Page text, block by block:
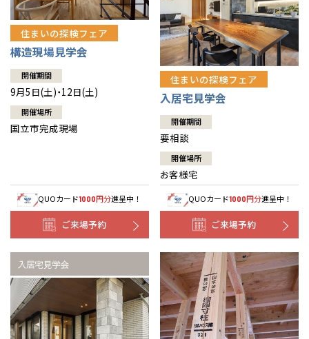
住まいの探検フェア
構造現場見学会
開催期間
9月5日(土)・12日(土)
開催場所
国立市完成現場
QUOカード1000円分進呈中！
ご来場予約
住まいの探検フェア
入居宅見学会
開催期間
要相談
開催場所
お客様宅
QUOカード1000円分進呈中！
ご来場予約